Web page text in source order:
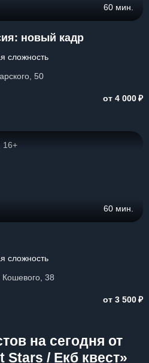
60 мин.
новый кадр
сложность
50
от 4 000₽
16+
60 мин.
сложность
Кошевого, 38
от 3 500₽
на сегодня от
Stars / Екб квест»